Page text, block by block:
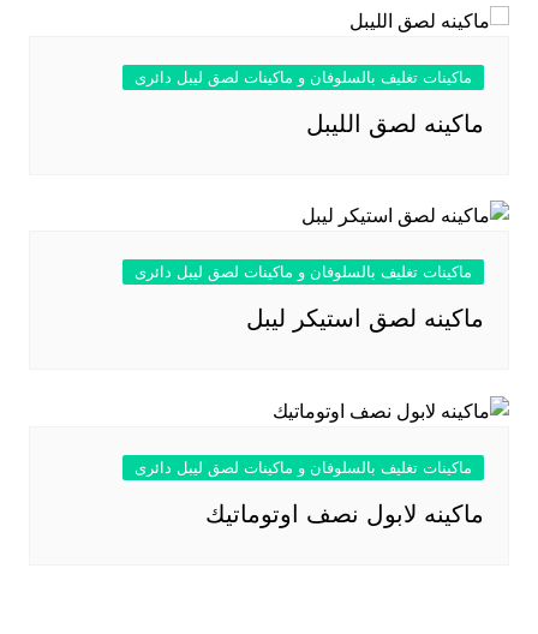
ماكينات تغليف بالسلوفان و ماكينات لصق ليبل دائرى
ماكينه لصق الليبل
ماكينات تغليف بالسلوفان و ماكينات لصق ليبل دائرى
ماكينه لصق استيكر ليبل
ماكينات تغليف بالسلوفان و ماكينات لصق ليبل دائرى
ماكينه لابول نصف اوتوماتيك